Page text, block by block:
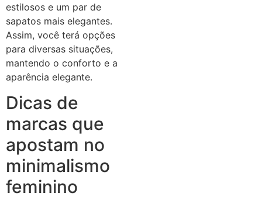
estilosos e um par de
sapatos mais elegantes.
Assim, você terá opções
para diversas situações,
mantendo o conforto e a
aparência elegante.
Dicas de
marcas que
apostam no
minimalismo
feminino